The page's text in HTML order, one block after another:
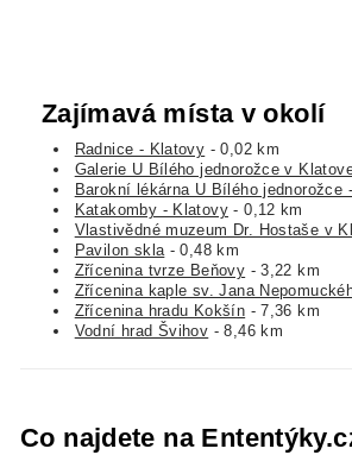
Zajímavá místa v okolí
Radnice - Klatovy - 0,02 km
Galerie U Bílého jednorožce v
Barokní lékárna U Bílého jednorožce
Katakomby - Klatovy - 0,12 km
Vlastivědné muzeum Dr. Hostaše v
Pavilon skla- 0,48 km
Zřícenina tvrze Beňovy - 3,22 km
Zřícenina kaple sv. Jana
Zřícenina hradu Kokšín - 7,36 km
Vodní hrad Švihov - 8,46 km
Co najdete na